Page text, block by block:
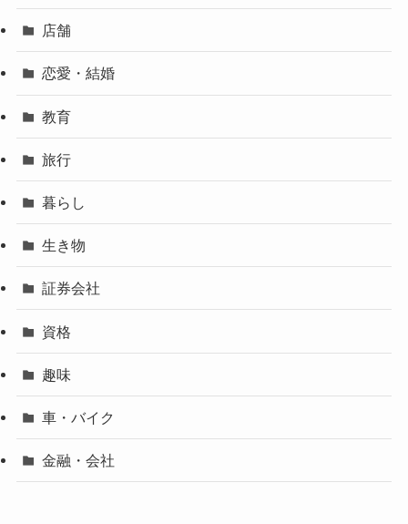
店舗
恋愛・結婚
教育
旅行
暮らし
生き物
証券会社
資格
趣味
車・バイク
金融・会社